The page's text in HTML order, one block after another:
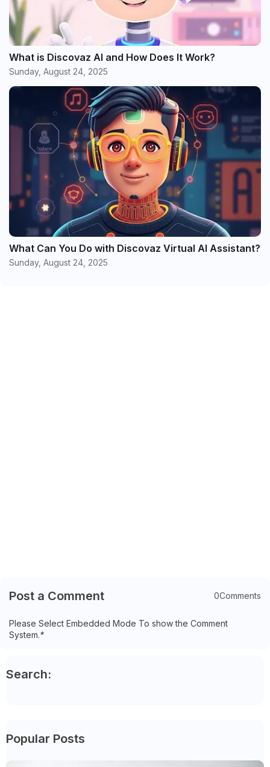
What is Discovaz AI and How Does It Work?
Sunday, August 24, 2025
What Can You Do with Discovaz Virtual AI Assistant?
Sunday, August 24, 2025
Post a Comment 0Comments
Please Select Embedded Mode To show the Comment
System.*
Search:
Popular Posts